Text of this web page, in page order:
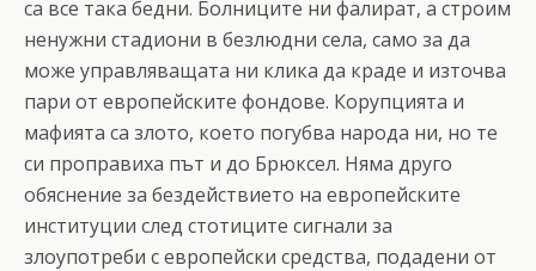
са все така бедни. Болниците ни фалират, а строим
ненужни стадиони в безлюдни села, само за да
може управляващата ни клика да краде и източва
пари от европейските фондове. Корупцията и
мафията са злото, което погубва народа ни, но те
си проправиха път и до Брюксел. Няма друго
обяснение за бездействието на европейските
институции след стотиците сигнали за
злоупотреби с европейски средства, подадени от